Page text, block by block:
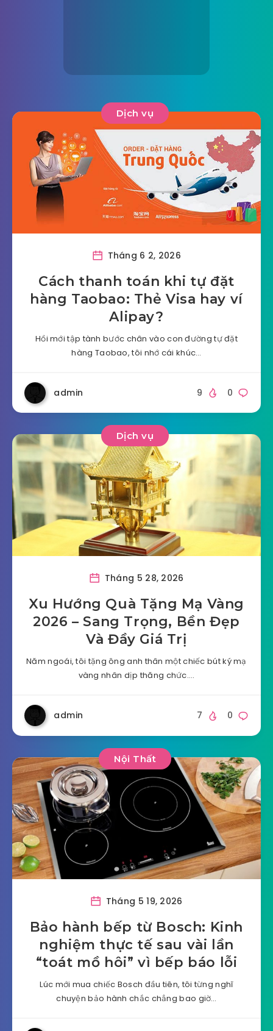
Dịch vụ
Tháng 6 2, 2026
Cách thanh toán khi tự đặt
hàng Taobao: Thẻ Visa hay ví
Alipay?
Hồi mới tập tành bước chân vào con đường tự đặt
hàng Taobao, tôi nhớ cái khúc…
admin 0
9
Dịch vụ
Tháng 5 28, 2026
Xu Hướng Quà Tặng Mạ Vàng
2026 – Sang Trọng, Bền Đẹp
Và Đầy Giá Trị
Năm ngoái, tôi tặng ông anh thân một chiếc bút ký mạ
vàng nhân dịp thăng chức….
admin 0
7
Nội Thất
Tháng 5 19, 2026
Bảo hành bếp từ Bosch: Kinh
nghiệm thực tế sau vài lần
“toát mồ hôi” vì bếp báo lỗi
Lúc mới mua chiếc Bosch đầu tiên, tôi từng nghĩ
chuyện bảo hành chắc chẳng bao giờ…